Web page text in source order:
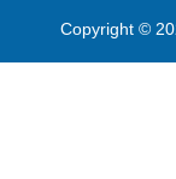
Copyright ©